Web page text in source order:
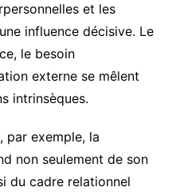
et les
influence décisive. Le
le besoin
externe se mêlent
intrinsèques.
par exemple, la
non seulement de son
du cadre relationnel